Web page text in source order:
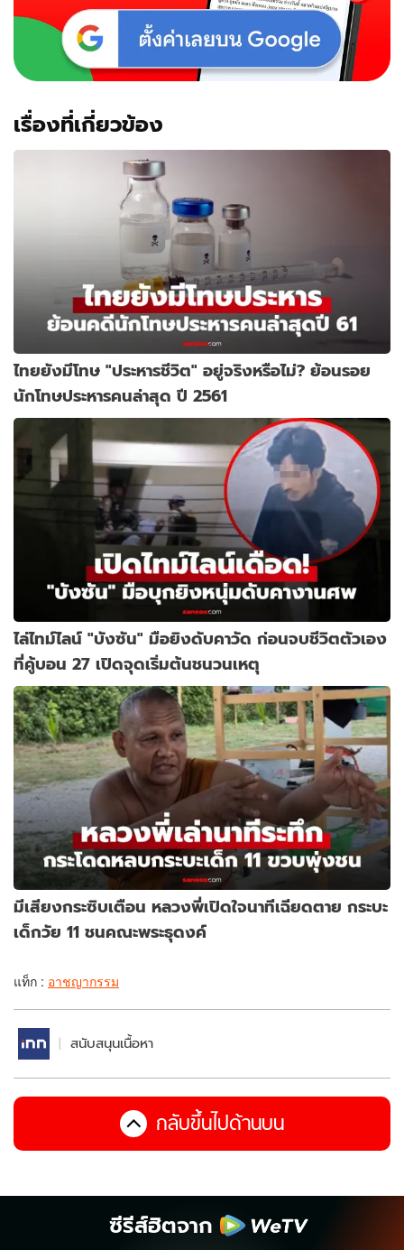
เรื่องที่เกี่ยวข้อง
ไทยยังมีโทษ "ประหารชีวิต" อยู่จริงหรือไม่? ย้อนรอย
นักโทษประหารคนล่าสุด ปี 2561
ไล่ไทม์ไลน์ "บังซัน" มือยิงดับคาวัด ก่อนจบชีวิตตัวเอง
ที่คู้บอน 27 เปิดจุดเริ่มต้นชนวนเหตุ
มีเสียงกระซิบเตือน หลวงพี่เปิดใจนาทีเฉียดตาย กระบะ
เด็กวัย 11 ชนคณะพระธุดงค์
แท็ก : อาชญากรรม
สนับสนุนเนื้อหา
กลับขึ้นไปด้านบน
ซีรีส์ฮิตจาก